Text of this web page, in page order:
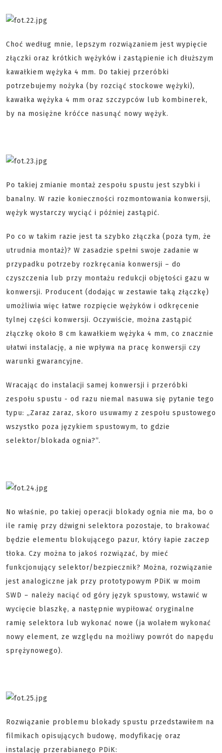
Choć według mnie, lepszym rozwiązaniem jest wypięcie
złączki oraz krótkich wężyków i zastąpienie ich dłuższym
kawałkiem wężyka 4 mm. Do takiej przeróbki
potrzebujemy nożyka (by rozciąć stockowe wężyki),
kawałka wężyka 4 mm oraz szczypców lub kombinerek,
by na mosiężne króćce nasunąć nowy wężyk.
Po takiej zmianie montaż zespołu spustu jest szybki i
banalny. W razie konieczności rozmontowania konwersji,
wężyk wystarczy wyciąć i później zastąpić.
Po co w takim razie jest ta szybko złączka (poza tym, że
utrudnia montaż)? W zasadzie spełni swoje zadanie w
przypadku potrzeby rozkręcania konwersji – do
czyszczenia lub przy montażu redukcji objętości gazu w
konwersji. Producent (dodając w zestawie taką złączkę)
umożliwia więc łatwe rozpięcie wężyków i odkręcenie
tylnej części konwersji. Oczywiście, można zastąpić
złączkę około 8 cm kawałkiem wężyka 4 mm, co znacznie
ułatwi instalację, a nie wpływa na pracę konwersji czy
warunki gwarancyjne.
Wracając do instalacji samej konwersji i przeróbki
zespołu spustu - od razu niemal nasuwa się pytanie tego
typu: „Zaraz zaraz, skoro usuwamy z zespołu spustowego
wszystko poza językiem spustowym, to gdzie
selektor/blokada ognia?”.
No właśnie, po takiej operacji blokady ognia nie ma, bo o
ile ramię przy dźwigni selektora pozostaje, to brakować
będzie elementu blokującego pazur, który łapie zaczep
tłoka. Czy można to jakoś rozwiązać, by mieć
funkcjonujący selektor/bezpiecznik? Można, rozwiązanie
jest analogiczne jak przy prototypowym PDiK w moim
SWD – należy naciąć od góry język spustowy, wstawić w
wycięcie blaszkę, a następnie wypiłować oryginalne
ramię selektora lub wykonać nowe (ja wolałem wykonać
nowy element, ze względu na możliwy powrót do napędu
sprężynowego).
Rozwiązanie problemu blokady spustu przedstawiłem na
filmikach opisujących budowę, modyfikację oraz
instalację przerabianego PDiK: